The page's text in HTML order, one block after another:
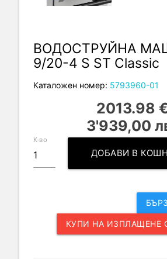
ВОДОСТРУЙНА
9/20-4 S ST Classic
Каталожен номер: 5793960-01
2013.98
3'939,00
К-во
ДОБАВИ В
КУПИ НА ИЗПЛАЩЕНЕ С